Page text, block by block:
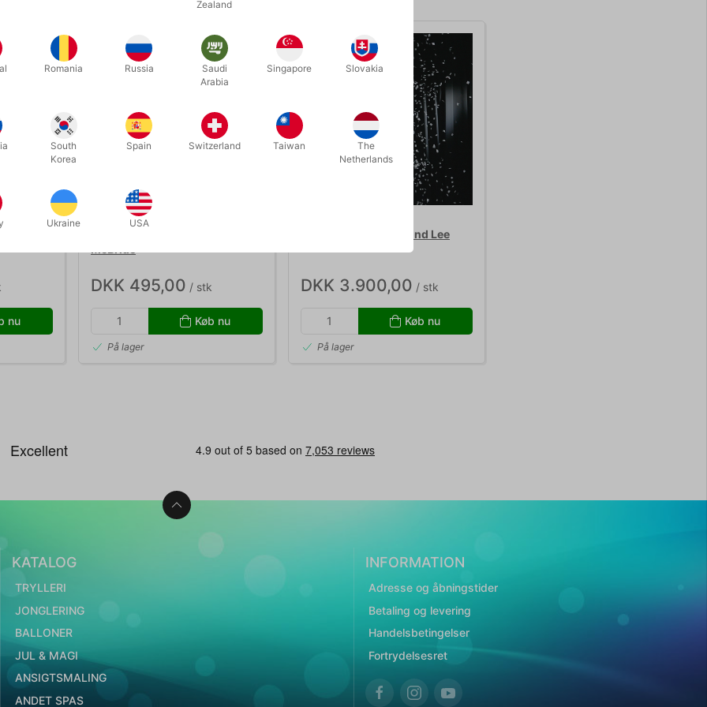
nu
DKK 495,00 / stk
Køb nu
På lager
SNOWFLAKE SG - Bond Lee
DKK 3.900,00 / stk
Køb nu
På lager
KATALOG
TRYLLERI
JONGLERING
BALLONER
JUL & MAGI
ANSIGTSMALING
ANDET SPAS
INFORMATION
Adresse og åbningstider
Betaling og levering
Handelsbetingelser
Fortrydelsesret
Zealand
Romania Russia
Saudi
Arabia
Singapore Slovakia
South
Korea
Spain Switzerland Taiwan
The
Netherlands
Ukraine USA